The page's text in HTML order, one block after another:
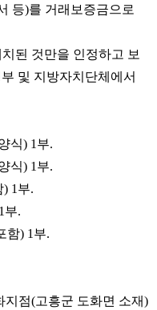
등)를 거래보증금으로
된 것만을 인정하고 보
및 지방자치단체에서
식) 1부.
식) 1부.
1부.
부.
함) 1부.
지점(고흥군 도화면 소재)